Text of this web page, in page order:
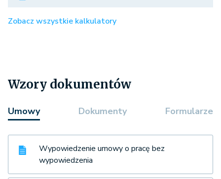
Zobacz wszystkie kalkulatory
Wzory dokumentów
Umowy Dokumenty Formularze
Wypowiedzenie umowy o pracę bez
wypowiedzenia